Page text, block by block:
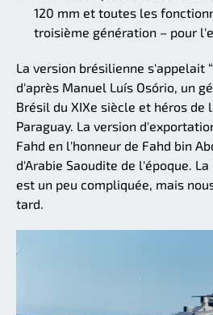
120 mm et toutes les
troisième génération – pour
La version brésilienne s'appelait
d'après Manuel Luís Osório, un
Brésil du XIXe siècle et héros de
Paraguay. La version
Fahd en l'honneur de Fahd bin
d'Arabie Saoudite de l'époque.
est un peu compliquée, mais
tard.